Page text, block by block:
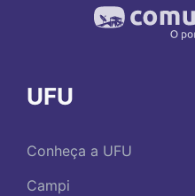
UFU
Conheça a UFU
Campi